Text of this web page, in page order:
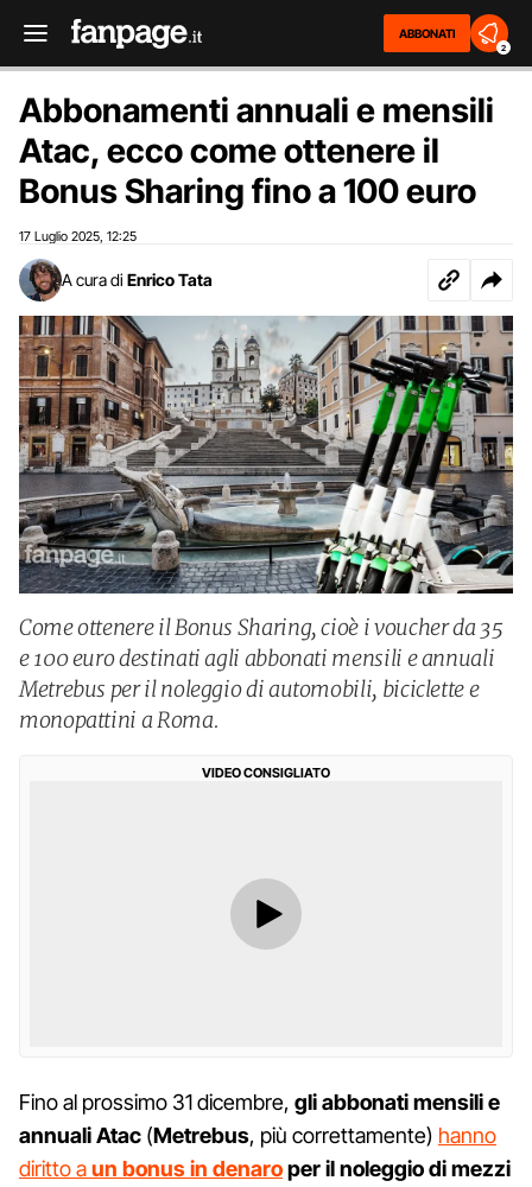
ABBONATI
2
Abbonamenti annuali e mensili
Atac, ecco come ottenere il
Bonus Sharing fino a 100 euro
17 Luglio 2025 12:25
A cura di Enrico Tata
Come ottenere il Bonus Sharing, cioè i voucher da 35
e 100 euro destinati agli abbonati mensili e annuali
Metrebus per il noleggio di automobili, biciclette e
monopattini a Roma.
VIDEO CONSIGLIATO
Fino al prossimo 31 dicembre, gli abbonati mensili e
annuali Atac (Metrebus, più correttamente) hanno
diritto aun bonus in denaroper il noleggio di mezzi